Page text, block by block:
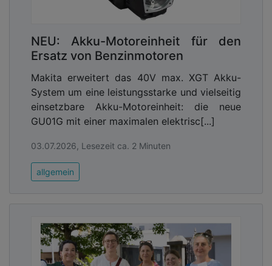
NEU: Akku-Motoreinheit für den
Ersatz von Benzinmotoren
Makita erweitert das 40V max. XGT Akku-
System um eine leistungsstarke und vielseitig
einsetzbare Akku-Motoreinheit: die neue
GU01G mit einer maximalen elektrisc[...]
03.07.2026, Lesezeit ca. 2 Minuten
allgemein